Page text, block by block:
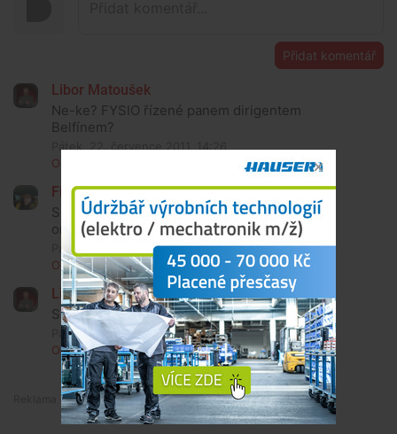
Přidat komentář
Libor Matoušek
Ne-ke? FYSIO řízené panem dirigentem
Belfínem?
Odpovědět
Filip Matoušek
Sem slyšel že budou hrát Pub Animals s
orchestrem :-)
Pátek, 22. července 2011, 12:54
Odpovědět
Libor Matoušek
Skáčko! :-D
Pátek, 22. července 2011, 08:51
Odpovědět
Premium